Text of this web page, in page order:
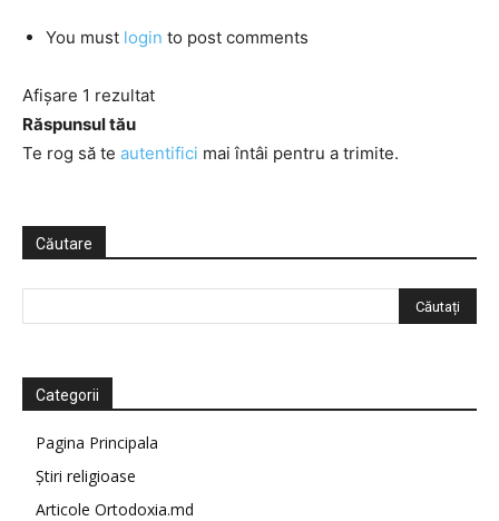
You must login to post comments
Afișare 1 rezultat
Răspunsul tău
Te rog să te autentifici mai întâi pentru a trimite.
Căutare
Categorii
Pagina Principala
Știri religioase
Articole Ortodoxia.md